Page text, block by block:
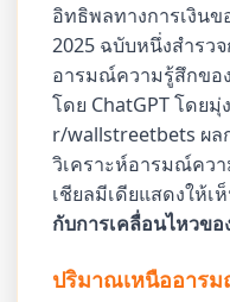
อิทธิพลทางการเงินข
2025 ฉบับหนึ่งสำรว
อารมณ์ความรู้สึกขอ
โดย ChatGPT โดย
r/wallstreetbets ผล
วิเคราะห์อารมณ์คว
เชียลมีเดียแสดงให้เ
กับการเคลื่อนไหวขอ
ปริมาณเหนืออาร